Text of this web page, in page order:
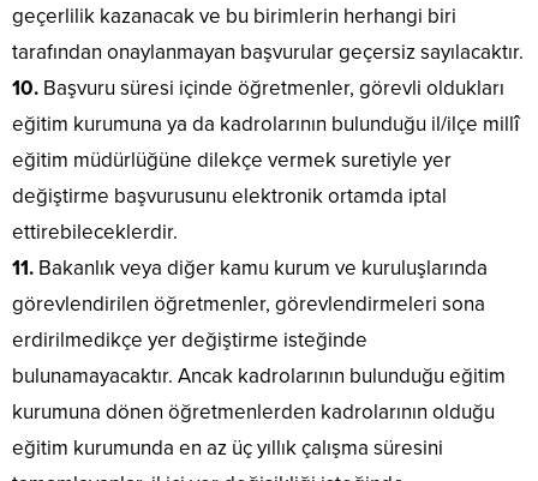
geçerlilik kazanacak ve bu birimlerin herhangi biri
tarafından onaylanmayan başvurular geçersiz sayılacaktır.
10. Başvuru süresi içinde öğretmenler, görevli oldukları
eğitim kurumuna ya da kadrolarının bulunduğu il/ilçe millî
eğitim müdürlüğüne dilekçe vermek suretiyle yer
değiştirme başvurusunu elektronik ortamda iptal
ettirebileceklerdir.
11. Bakanlık veya diğer kamu kurum ve kuruluşlarında
görevlendirilen öğretmenler, görevlendirmeleri sona
erdirilmedikçe yer değiştirme isteğinde
bulunamayacaktır. Ancak kadrolarının bulunduğu eğitim
kurumuna dönen öğretmenlerden kadrolarının olduğu
eğitim kurumunda en az üç yıllık çalışma süresini